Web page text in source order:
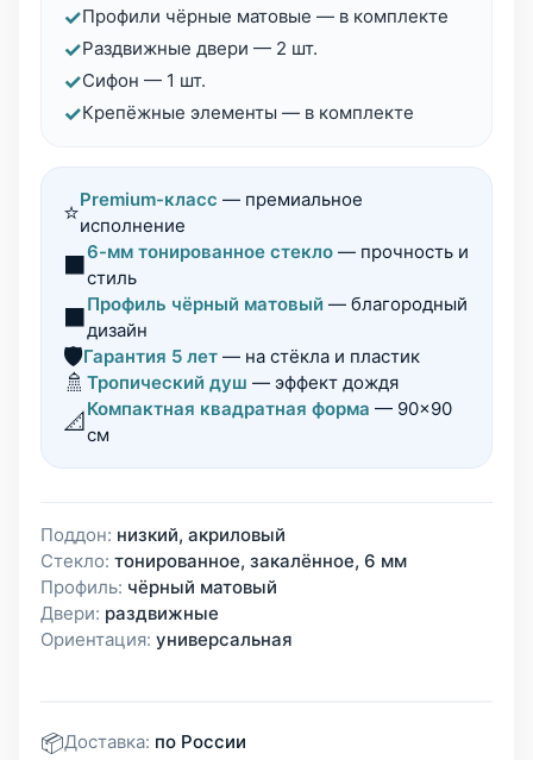
✓Профили чёрные матовые — в комплекте
✓Раздвижные двери — 2 шт.
✓Сифон — 1 шт.
✓Крепёжные элементы — в комплекте
⭐Premium-класс — премиальное
исполнение
⬛6-мм тонированное стекло — прочность и
стиль
⬛Профиль чёрный матовый — благородный
дизайн
🛡️Гарантия 5 лет — на стёкла и пластик
🚿 Тропический душ — эффект дождя
📐 Компактная квадратная форма — 90×90
см
Поддон: низкий, акриловый
Стекло: тонированное, закалённое, 6 мм
Профиль: чёрный матовый
Двери: раздвижные
Ориентация: универсальная
📦Доставка: по России